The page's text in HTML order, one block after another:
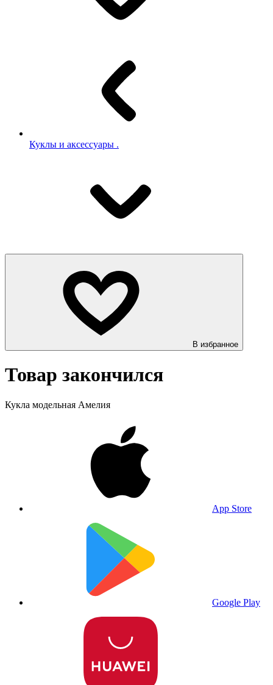
Куклы и аксессуары .
В избранное
Товар закончился
Кукла модельная Амелия
App Store
Google Play